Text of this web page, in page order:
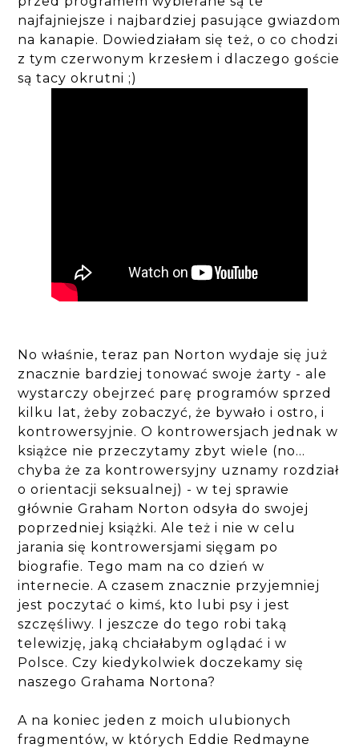
najfajniejsze i najbardziej pasujące gwiazdom
na kanapie. Dowiedziałam się też, o co chodzi
z tym czerwonym krzesłem i dlaczego goście
są tacy okrutni ;)
No właśnie, teraz pan Norton wydaje się już
znacznie bardziej tonować swoje żarty - ale
wystarczy obejrzeć parę programów sprzed
kilku lat, żeby zobaczyć, że bywało i ostro, i
kontrowersyjnie. O kontrowersjach jednak w
książce nie przeczytamy zbyt wiele (no...
chyba że za kontrowersyjny uznamy rozdział
o orientacji seksualnej) - w tej sprawie
głównie Graham Norton odsyła do swojej
poprzedniej książki. Ale też i nie w celu
jarania się kontrowersjami sięgam po
biografie. Tego mam na co dzień w
internecie. A czasem znacznie przyjemniej
jest poczytać o kimś, kto lubi psy i jest
szczęśliwy. I jeszcze do tego robi taką
telewizję, jaką chciałabym oglądać i w
Polsce. Czy kiedykolwiek doczekamy się
naszego Grahama Nortona?
A na koniec jeden z moich ulubionych
fragmentów, w których Eddie Redmayne